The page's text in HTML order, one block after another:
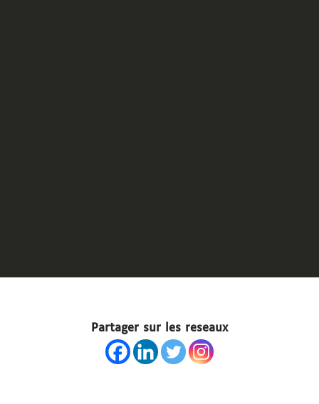
Partager sur les reseaux